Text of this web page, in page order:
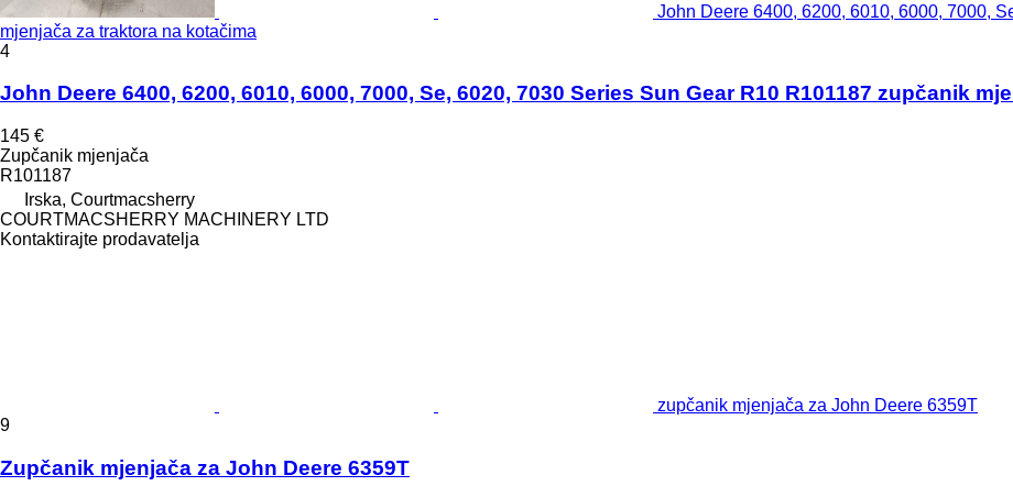
John Deere 6400, 6200, 6010, 6000, 7000,
mjenjača za traktora na kotačima
4
John Deere 6400, 6200, 6010, 6000, 7000, Se, 6020, 7030 Series Sun Gear R10 R101187 zupčanik
145 €
Zupčanik mjenjača
R101187
Irska, Courtmacsherry
COURTMACSHERRY MACHINERY LTD
Kontaktirajte prodavatelja
zupčanik mjenjača za John Deere 6359T
9
Zupčanik mjenjača za John Deere 6359T